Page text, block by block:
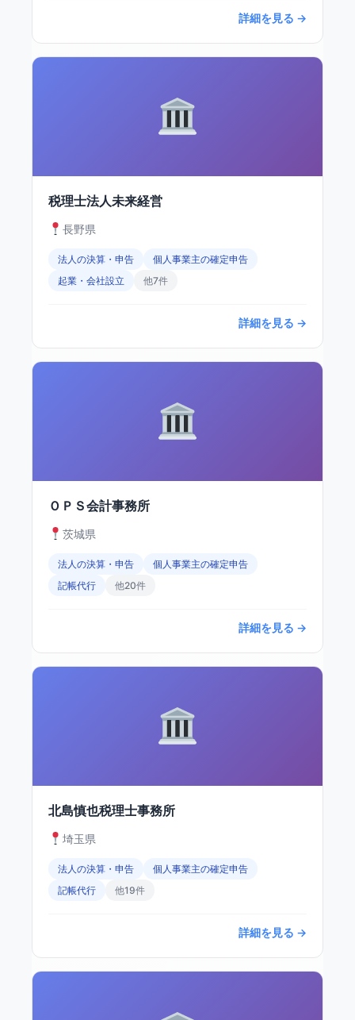
詳細を見る →
税理士法人未来経営
長野県
法人の決算・申告
個人事業主の確定申告
起業・会社設立
他7件
詳細を見る →
ＯＰＳ会計事務所
茨城県
法人の決算・申告
個人事業主の確定申告
記帳代行
他20件
詳細を見る →
北島慎也税理士事務所
埼玉県
法人の決算・申告
個人事業主の確定申告
記帳代行
他19件
詳細を見る →